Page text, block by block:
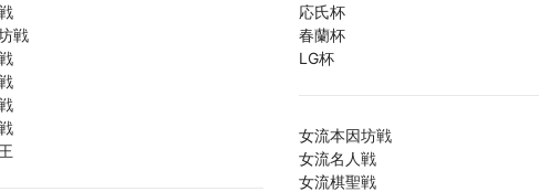
戦
応氏杯
春蘭杯
LG杯
女流本因坊戦
女流名人戦
女流棋聖戦